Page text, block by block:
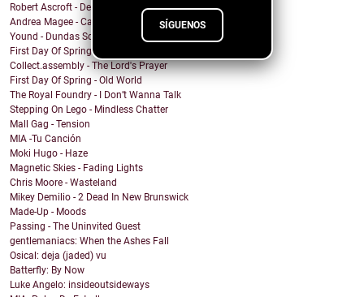
SÍGUENOS
Robert Ascroft - Devil Opens The Door (feat. Kid C...
Andrea Magee - Calling for You
Yound - Dundas Square
First Day Of Spring - Normal Person (Love You Fore...
Collect.assembly - The Lord's Prayer
First Day Of Spring - Old World
The Royal Foundry - I Don’t Wanna Talk
Stepping On Lego - Mindless Chatter
Mall Gag - Tension
MIA -Tu Canción
Moki Hugo - Haze
Magnetic Skies - Fading Lights
Chris Moore - Wasteland
Mikey Demilio - 2 Dead In New Brunswick
Made-Up - Moods
Passing - The Uninvited Guest
gentlemaniacs: When the Ashes Fall
Osical: deja (jaded) vu
Batterfly: By Now
Luke Angelo: insideoutsideways